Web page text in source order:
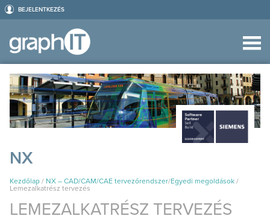
BEJELENTKEZÉS
NX
Kezdőlap / NX – CAD/CAM/CAE tervezőrendszer/Egyedi megoldások /
Lemezalkatrész tervezés
LEMEZALKATRÉSZ TERVEZÉS